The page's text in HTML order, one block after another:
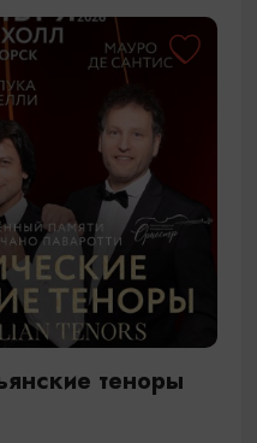
теноры